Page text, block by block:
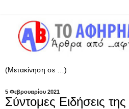
5 Φεβρουαρίου 2021
Σύντομες Ειδήσεις